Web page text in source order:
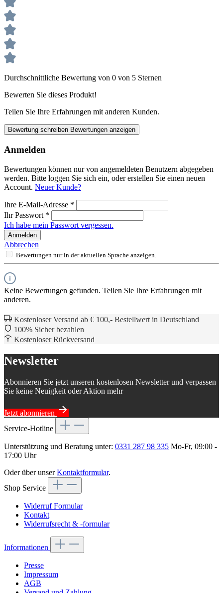
Durchschnittliche Bewertung von 0 von 5 Sternen
Bewerten Sie dieses Produkt!
Teilen Sie Ihre Erfahrungen mit anderen Kunden.
Bewertung schreiben Bewertungen anzeigen
Anmelden
Bewertungen können nur von angemeldeten Benutzern abgegeben
werden. Bitte loggen Sie sich ein, oder erstellen Sie einen neuen
Account. Neuer Kunde?
Ihre E-Mail-Adresse *
Ihr Passwort *
Ich habe mein Passwort vergessen.
Anmelden
Abbrechen
Bewertungen nur in der aktuellen Sprache anzeigen.
Keine Bewertungen gefunden. Teilen Sie Ihre Erfahrungen mit
anderen.
Kostenloser Versand ab € 100,- Bestellwert in Deutschland
100% Sicher bezahlen
Kostenloser Rückversand
Newsletter
Abonnieren Sie jetzt unseren kostenlosen Newsletter und verpassen
Sie keine Neuigkeit oder Aktion mehr
Jetzt abonnieren
Service-Hotline
Unterstützung und Beratung unter: 0331 287 98 335 Mo-Fr, 09:00 -
17:00 Uhr
Oder über unserKontaktformular.
Shop Service
Widerruf Formular
Kontakt
Widerrufsrecht & -formular
Informationen
Presse
Impressum
AGB